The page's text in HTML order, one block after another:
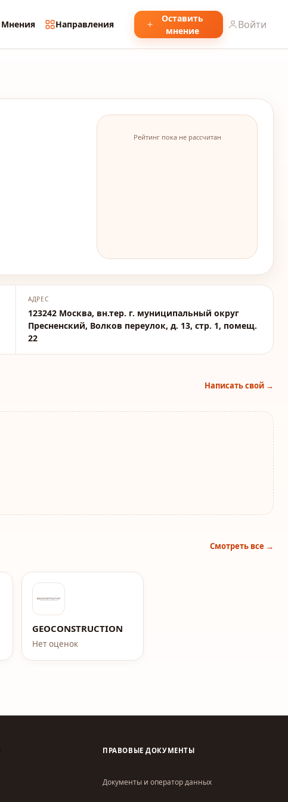
Мнения Направления
Оставить
мнение
Войти
Рейтинг пока не рассчитан
АДРЕС
123242 Москва, вн.тер. г. муниципальный округ
Пресненский, Волков переулок, д. 13, стр. 1, помещ.
22
Написать свой →
Смотреть все →
GEOCONSTRUCTION
Нет оценок
ПРАВОВЫЕ ДОКУМЕНТЫ
Документы и оператор данных